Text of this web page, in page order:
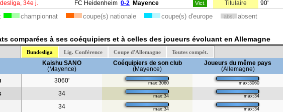
34e j. FC Heidenheim 0-2 Mayence Vict. Titulaire 90'
championnat coupe(s) nationale coupe(s) d'europe abs. absent
comparées à ses coéquipiers et à celles des joueurs évoluant en Allemagne
Bundesliga Lig. Conférence Coupe d'Allemagne Toutes compét.
Kaishu SANO
(Mayence)
Coéquipiers de son club
(Mayence)
Joueurs du même pays
(Allemagne)
3060' max:3060 max:3060
34 max:34 max:34
34 max:34 max:34